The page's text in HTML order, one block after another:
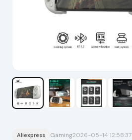
Aliexpress Gaming2026-05-14 12:58:37